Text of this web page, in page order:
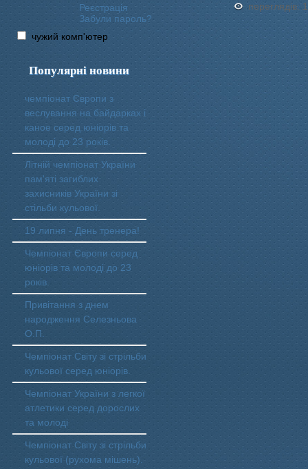
Реєстрація
Забули пароль?
чужий комп'ютер
Популярні новини
чемпіонат Європи з
веслування на байдарках і
каное серед юніорів та
молоді до 23 років.
Літній чемпіонат України
пам'яті загиблих
захисників України зі
стільби кульової.
19 липня - День тренера!
Чемпіонат Європи серед
юніорів та молоді до 23
років.
Привітання з днем
народження Селезньова
О.П.
Чемпіонат Світу зі стрільби
кульової серед юніорів.
Чемпіонат України з легкої
атлетики серед дорослих
та молоді
Чемпіонат Світу зі стрільби
кульової (рухома мішень).
переглядів: